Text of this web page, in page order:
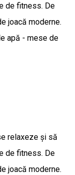
de fitness. De
joacă moderne.
apă - mese de
relaxeze și să
de fitness. De
joacă moderne.